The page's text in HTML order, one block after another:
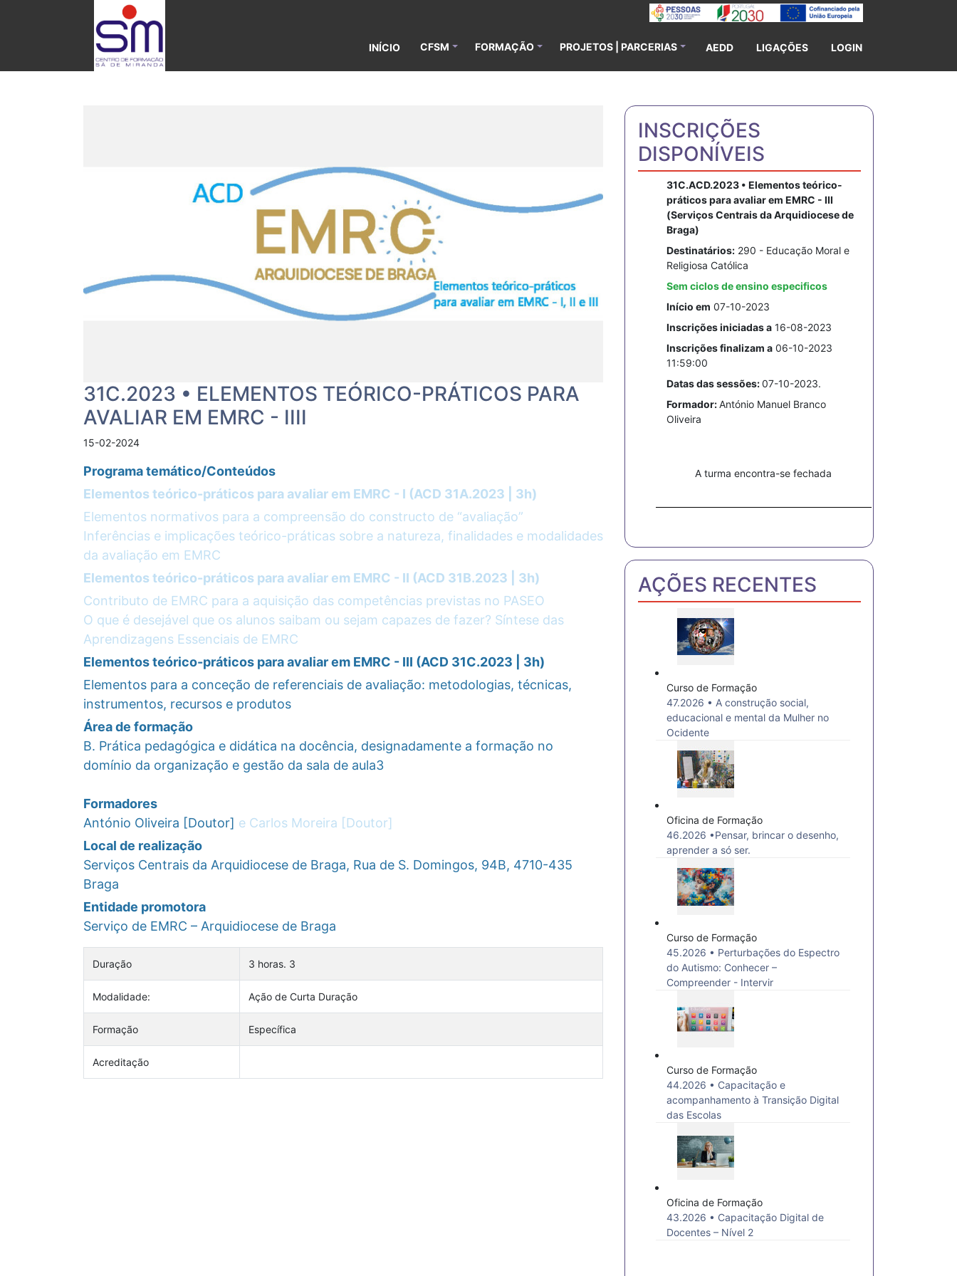
INÍCIO CFSM FORMAÇÃO PROJETOS | PARCERIAS AEDD LIGAÇÕES LOGIN
31C.2023 • ELEMENTOS TEÓRICO-PRÁTICOS PARA
AVALIAR EM EMRC - IIII
15-02-2024
Programa temático/Conteúdos
Elementos teórico-práticos para avaliar em EMRC - I (ACD 31A.2023 | 3h)
Elementos normativos para a compreensão do constructo de “avaliação”
Inferências e implicações teórico-práticas sobre a natureza, finalidades e modalidades
da avaliação em EMRC
Elementos teórico-práticos para avaliar em EMRC - II (ACD 31B.2023 | 3h)
Contributo de EMRC para a aquisição das competências previstas no PASEO
O que é desejável que os alunos saibam ou sejam capazes de fazer? Síntese das
Aprendizagens Essenciais de EMRC
Elementos teórico-práticos para avaliar em EMRC - III (ACD 31C.2023 | 3h)
Elementos para a conceção de referenciais de avaliação: metodologias, técnicas,
instrumentos, recursos e produtos
Área de formação
B. Prática pedagógica e didática na docência, designadamente a formação no
domínio da organização e gestão da sala de aula3
Formadores
António Oliveira [Doutor] e Carlos Moreira [Doutor]
Local de realização
Serviços Centrais da Arquidiocese de Braga, Rua de S. Domingos, 94B, 4710-435
Braga
Entidade promotora
Serviço de EMRC – Arquidiocese de Braga
Duração 3 horas. 3
Modalidade: Ação de Curta Duração
Formação Específica
Acreditação
INSCRIÇÕES
DISPONÍVEIS
31C.ACD.2023 • Elementos teórico-
práticos para avaliar em EMRC - III
(Serviços Centrais da Arquidiocese de
Braga)
Destinatários:290 - Educação Moral e
Religiosa Católica
Sem ciclos de ensino especificos
Início em 07-10-2023
Inscrições iniciadas a16-08-2023
Inscrições finalizam a06-10-2023
11:59:00
Datas das sessões:07-10-2023.
Formador:António Manuel Branco
Oliveira
A turma encontra-se fechada
AÇÕES RECENTES
Curso de Formação
47.2026 • A construção social,
educacional e mental da Mulher no
Ocidente
Oficina de Formação
46.2026 •Pensar, brincar o desenho,
aprender a só ser.
Curso de Formação
45.2026 • Perturbações do Espectro
do Autismo: Conhecer –
Compreender - Intervir
Curso de Formação
44.2026 • Capacitação e
acompanhamento à Transição Digital
das Escolas
Oficina de Formação
43.2026 • Capacitação Digital de
Docentes – Nível 2